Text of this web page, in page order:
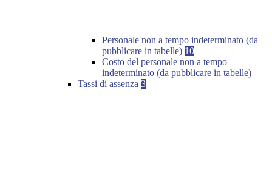
Personale non a tempo indeterminato (da
pubblicare in tabelle) 10
Costo del personale non a tempo
indeterminato (da pubblicare in tabelle)
Tassi di assenza 3